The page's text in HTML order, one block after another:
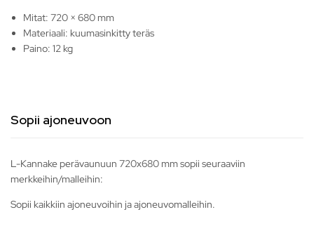
Mitat: 720 × 680 mm
Materiaali: kuumasinkitty teräs
Paino: 12 kg
Sopii ajoneuvoon
L-Kannake perävaunuun 720x680 mm sopii seuraaviin
merkkeihin/malleihin:
Sopii kaikkiin ajoneuvoihin ja ajoneuvomalleihin.